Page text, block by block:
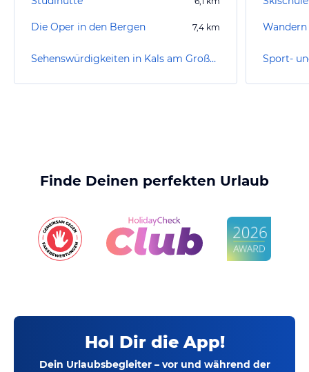
Die Oper in den Bergen 7,4 km
Sehenswürdigkeiten in Kals am Großglockner
Finde Deinen perfekten Urlaub
Hol Dir die App!
Dein Urlaubsbegleiter – vor und während der